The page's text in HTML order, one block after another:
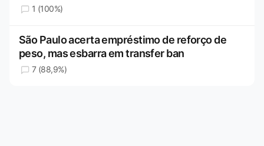
1 (100%)
São Paulo acerta empréstimo de reforço de
peso, mas esbarra em transfer ban
7 (88,9%)